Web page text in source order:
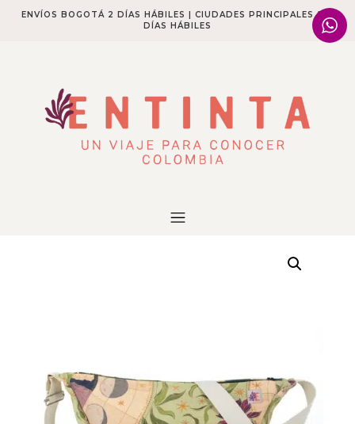
ENVÍOS BOGOTÁ 2 DÍAS HÁBILES | CIUDADES PRINCIPALES 2-4
DÍAS HÁBILES​